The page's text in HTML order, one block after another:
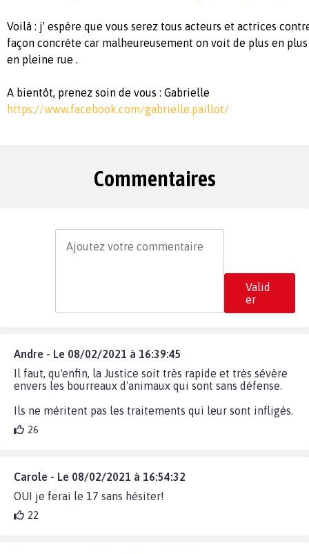
Voilà : j' espère que vous serez tous acteurs et actrices
façon concrète car malheureusement on voit de plus en
en pleine rue .
A bientôt, prenez soin de vous : Gabrielle
https://www.facebook.com/gabrielle.paillot/
Commentaires
Valid
er
Andre - Le 08/02/2021 à 16:39:45
Il faut, qu'enfin, la Justice soit très rapide et très sévère
envers les bourreaux d'animaux qui sont sans défense.
Ils ne méritent pas les traitements qui leur sont infligés.
26
Carole - Le 08/02/2021 à 16:54:32
OUI je ferai le 17 sans hésiter!
22